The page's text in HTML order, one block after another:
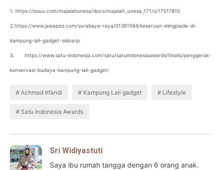
1. https://issuu.com/majalahunesa/docs/majalah_unesa_171/s/17517810
2.https://www.jawapos.com/surabaya-raya/01361594/keseruan-elingpiade-di-
kampung-lali-gadget-sidoarjo
3. https://www.satu-indonesia.com/satu/satuindonesiaawards/finalis/penggerak-
konservasi-budaya-kampung-lali-gadget/
Achmad Irfandi Kampung Lali gadget Lifestyle
Satu Indonesia Awards
Sri Widiyastuti
Saya ibu rumah tangga dengan 6 orang anak.